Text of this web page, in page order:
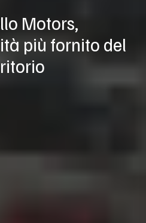
Motors,
più fornito del